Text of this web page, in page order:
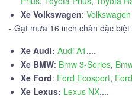
Xe Volkswagen:
- Gạt mưa 16 inch chân đặc
Xe Audi: Audi A1 ,...
Xe BMW: Bmw 3-Series,
Xe Ford: Ford Ecosport,
Xe Lexus: Lexus NX,...